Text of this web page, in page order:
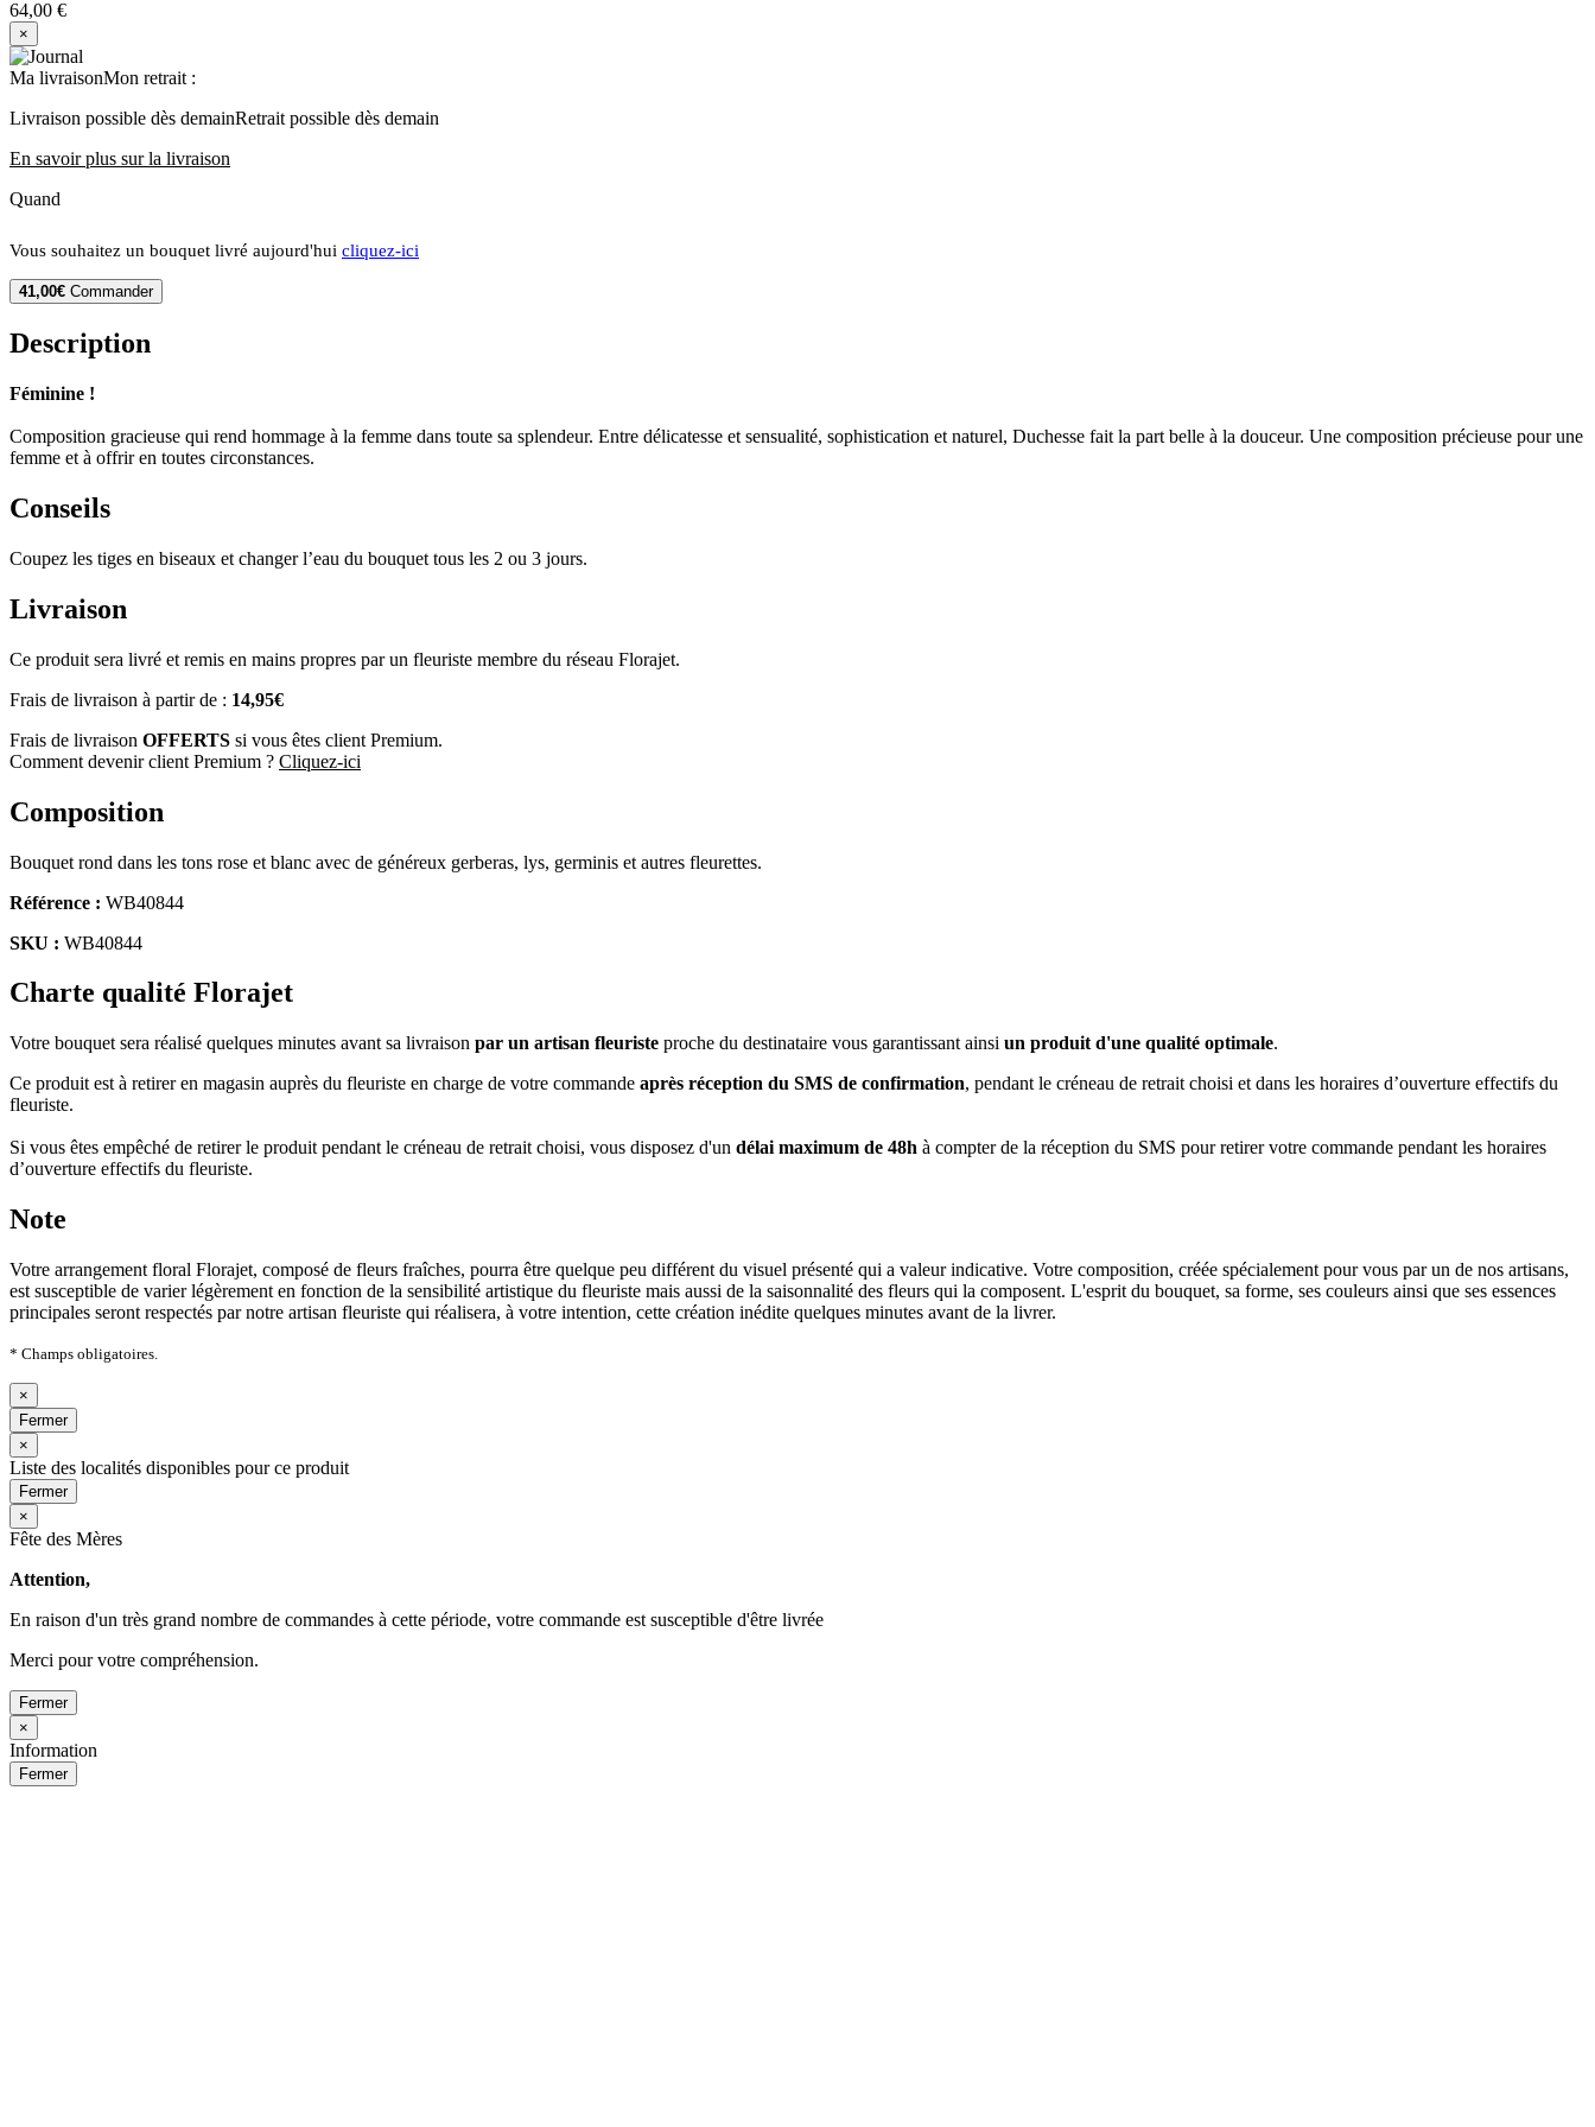
64,00 €
×
Ma livraisonMon retrait :
Livraison possible dès demainRetrait possible dès demain
En savoir plus sur la livraison
Quand
Vous souhaitez un bouquet livré aujourd'hui cliquez-ici
41,00€ Commander
Description
Féminine !
Composition gracieuse qui rend hommage à la femme dans toute sa splendeur. Entre délicatesse et sensualité, sophistication et naturel, Duchesse fait la part belle à la douceur. Une composition précieuse pour une
femme et à offrir en toutes circonstances.
Conseils
Coupez les tiges en biseaux et changer l’eau du bouquet tous les 2 ou 3 jours.
Livraison
Ce produit sera livré et remis en mains propres par un fleuriste membre du réseau Florajet.
Frais de livraison à partir de : 14,95€
Frais de livraison OFFERTS si vous êtes client Premium.
Comment devenir client Premium ? Cliquez-ici
Composition
Bouquet rond dans les tons rose et blanc avec de généreux gerberas, lys, germinis et autres fleurettes.
Référence : WB40844
SKU : WB40844
Charte qualité Florajet
Votre bouquet sera réalisé quelques minutes avant sa livraison par un artisan fleuriste proche du destinataire vous garantissant ainsi un produit d'une qualité optimale.
Ce produit est à retirer en magasin auprès du fleuriste en charge de votre commande après réception du SMS de confirmation, pendant le créneau de retrait choisi et dans les horaires d’ouverture effectifs du
fleuriste.
Si vous êtes empêché de retirer le produit pendant le créneau de retrait choisi, vous disposez d'un délai maximum de 48h à compter de la réception du SMS pour retirer votre commande pendant les horaires
d’ouverture effectifs du fleuriste.
Note
Votre arrangement floral Florajet, composé de fleurs fraîches, pourra être quelque peu différent du visuel présenté qui a valeur indicative. Votre composition, créée spécialement pour vous par un de nos artisans,
est susceptible de varier légèrement en fonction de la sensibilité artistique du fleuriste mais aussi de la saisonnalité des fleurs qui la composent. L'esprit du bouquet, sa forme, ses couleurs ainsi que ses essences
principales seront respectés par notre artisan fleuriste qui réalisera, à votre intention, cette création inédite quelques minutes avant de la livrer.
* Champs obligatoires.
×
Fermer
×
Liste des localités disponibles pour ce produit
Fermer
×
Fête des Mères
Attention,
En raison d'un très grand nombre de commandes à cette période, votre commande est susceptible d'être livrée
Merci pour votre compréhension.
Fermer
×
Information
Fermer